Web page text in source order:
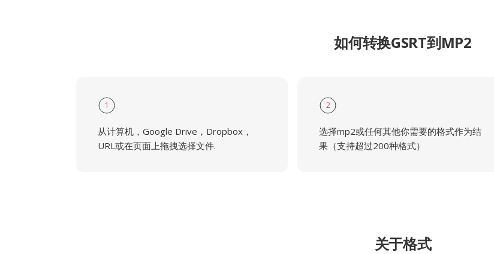
如何转换GSRT到MP2
1
从计算机，Google Drive，Dropbox，
URL或在页面上拖拽选择文件.
2
选择mp2或任何其他你需要的格式作为结
果（支持超过200种格式）
关于格式